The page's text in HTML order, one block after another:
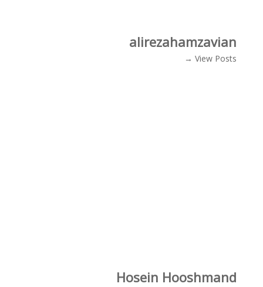
alirezahamzavian
View Posts →
Hosein Hooshmand